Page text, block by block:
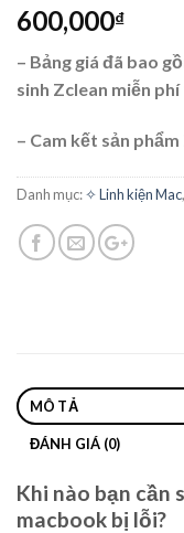
600,000₫
– Bảng giá đã bao
sinh Zclean miễn phí
– Cam kết sản phẩm
Danh mục:✧ Linh kiện Mac,
MÔ TẢ
ĐÁNH GIÁ (0)
Khi nào bạn cần
macbook bị lỗi?